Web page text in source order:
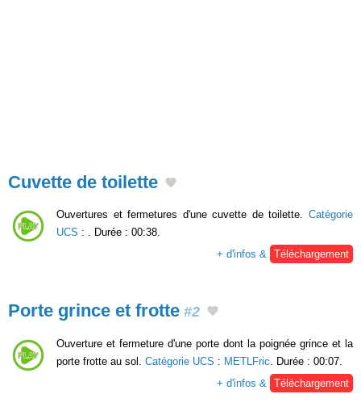
Cuvette de toilette
Ouvertures et fermetures d'une cuvette de toilette. Catégorie
UCS : . Durée : 00:38.
+ d'infos & Téléchargement
Porte grince et frotte #2
Ouverture et fermeture d'une porte dont la poignée grince et la
porte frotte au sol. Catégorie UCS : METLFric. Durée : 00:07.
+ d'infos & Téléchargement